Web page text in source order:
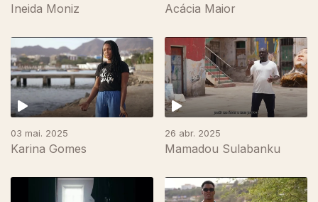
Ineida Moniz Acácia Maior
03 mai. 2025
Karina Gomes
26 abr. 2025
Mamadou Sulabanku